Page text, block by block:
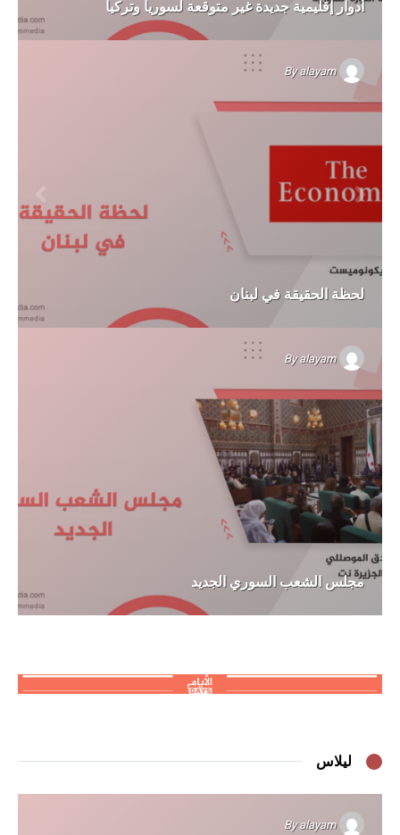
أدوار إقليمية جديدة غير متوقعة لسوريا وتركيا
Byalayam
لحظة الحقيقة في لبنان
Byalayam
مجلس الشعب السوري الجديد
ليلاس
Byalayam